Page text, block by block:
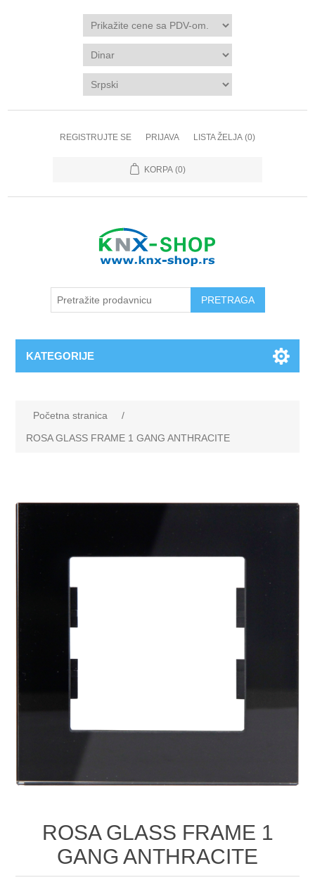
REGISTRUJTE SE PRIJAVA LISTA ŽELJA (0)
KORPA (0)
KATEGORIJE
Početna stranica
/
ROSA GLASS FRAME 1 GANG ANTHRACITE
ROSA GLASS FRAME 1
GANG ANTHRACITE